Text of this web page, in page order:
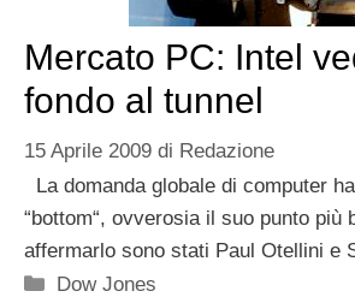
Mercato PC: Intel
fondo al tunnel
15 Aprile 2009 di Redazione
La domanda globale di computer
“bottom“, ovverosia il suo punto più
affermarlo sono stati Paul Otellini e
Categorie
Dow Jones